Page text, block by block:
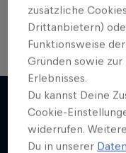
Bleib auf
zusätzliche
Drittanbietern)
Funktionsweise
Gründen sowie zur
Erlebnisses.
Du kannst Deine
Cookie-
widerrufen.
Du in unserer